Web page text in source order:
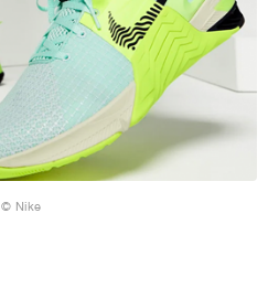
© Nike